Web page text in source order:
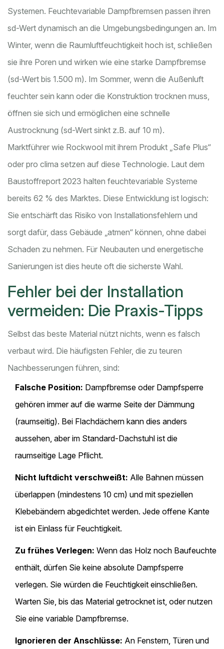
Systemen. Feuchtevariable Dampfbremsen passen ihren
sd-Wert dynamisch an die Umgebungsbedingungen an. Im
Winter, wenn die Raumluftfeuchtigkeit hoch ist, schließen
sie ihre Poren und wirken wie eine starke Dampfbremse
(sd-Wert bis 1.500 m). Im Sommer, wenn die Außenluft
feuchter sein kann oder die Konstruktion trocknen muss,
öffnen sie sich und ermöglichen eine schnelle
Austrocknung (sd-Wert sinkt z.B. auf 10 m).
Marktführer wie Rockwool mit ihrem Produkt „Safe Plus“
oder pro clima setzen auf diese Technologie. Laut dem
Baustoffreport 2023 halten feuchtevariable Systeme
bereits 62 % des Marktes. Diese Entwicklung ist logisch:
Sie entschärft das Risiko von Installationsfehlern und
sorgt dafür, dass Gebäude „atmen“ können, ohne dabei
Schaden zu nehmen. Für Neubauten und energetische
Sanierungen ist dies heute oft die sicherste Wahl.
Fehler bei der Installation
vermeiden: Die Praxis-Tipps
Selbst das beste Material nützt nichts, wenn es falsch
verbaut wird. Die häufigsten Fehler, die zu teuren
Nachbesserungen führen, sind:
Falsche Position: Dampfbremse oder Dampfsperre
gehören immer auf die warme Seite der Dämmung
(raumseitig). Bei Flachdächern kann dies anders
aussehen, aber im Standard-Dachstuhl ist die
raumseitige Lage Pflicht.
Nicht luftdicht verschweißt: Alle Bahnen müssen
überlappen (mindestens 10 cm) und mit speziellen
Klebebändern abgedichtet werden. Jede offene Kante
ist ein Einlass für Feuchtigkeit.
Zu frühes Verlegen: Wenn das Holz noch Baufeuchte
enthält, dürfen Sie keine absolute Dampfsperre
verlegen. Sie würden die Feuchtigkeit einschließen.
Warten Sie, bis das Material getrocknet ist, oder nutzen
Sie eine variable Dampfbremse.
Ignorieren der Anschlüsse: An Fenstern, Türen und